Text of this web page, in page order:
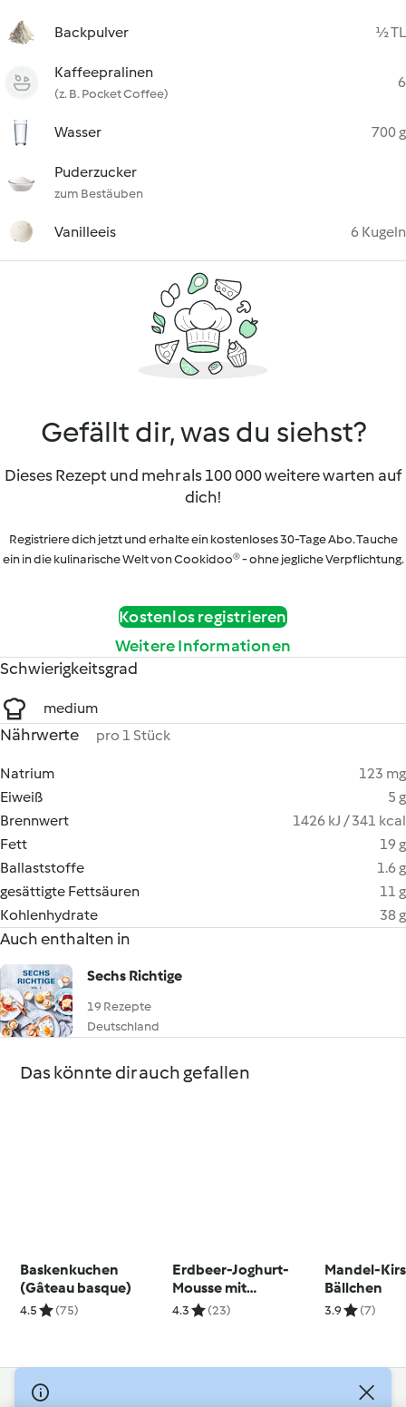
Backpulver ½ TL
Kaffeepralinen
(z. B. Pocket Coffee)
6
Wasser 700 g
Puderzucker
zum Bestäuben
Vanilleeis 6 Kugeln
Gefällt dir, was du siehst?
Dieses Rezept und mehr als 100 000 weitere warten auf
dich!
Registriere dich jetzt und erhalte ein kostenloses 30-Tage Abo. Tauche
ein in die kulinarische Welt von Cookidoo® - ohne jegliche Verpflichtung.
Kostenlos registrieren
Weitere Informationen
Schwierigkeitsgrad
medium
Nährwerte pro 1 Stück
Natrium
123 mg
Eiweiß
5 g
Brennwert
1426 kJ / 341 kcal
Fett
19 g
Ballaststoffe
1.6 g
gesättigte Fettsäuren
11 g
Kohlenhydrate
38 g
Auch enthalten in
Sechs Richtige
19 Rezepte
Deutschland
Das könnte dir auch gefallen
Baskenkuchen
(Gâteau basque)
4.5 (75)
Erdbeer-Joghurt-
Mousse mit
Schokolade und
4.3 (23)
Mandel-
Bällchen
3.9 (7)
© Copyright 2026